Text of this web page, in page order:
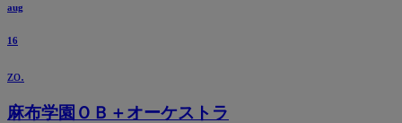
aug
16
zo.
麻布学園ＯＢ＋オーケストラ